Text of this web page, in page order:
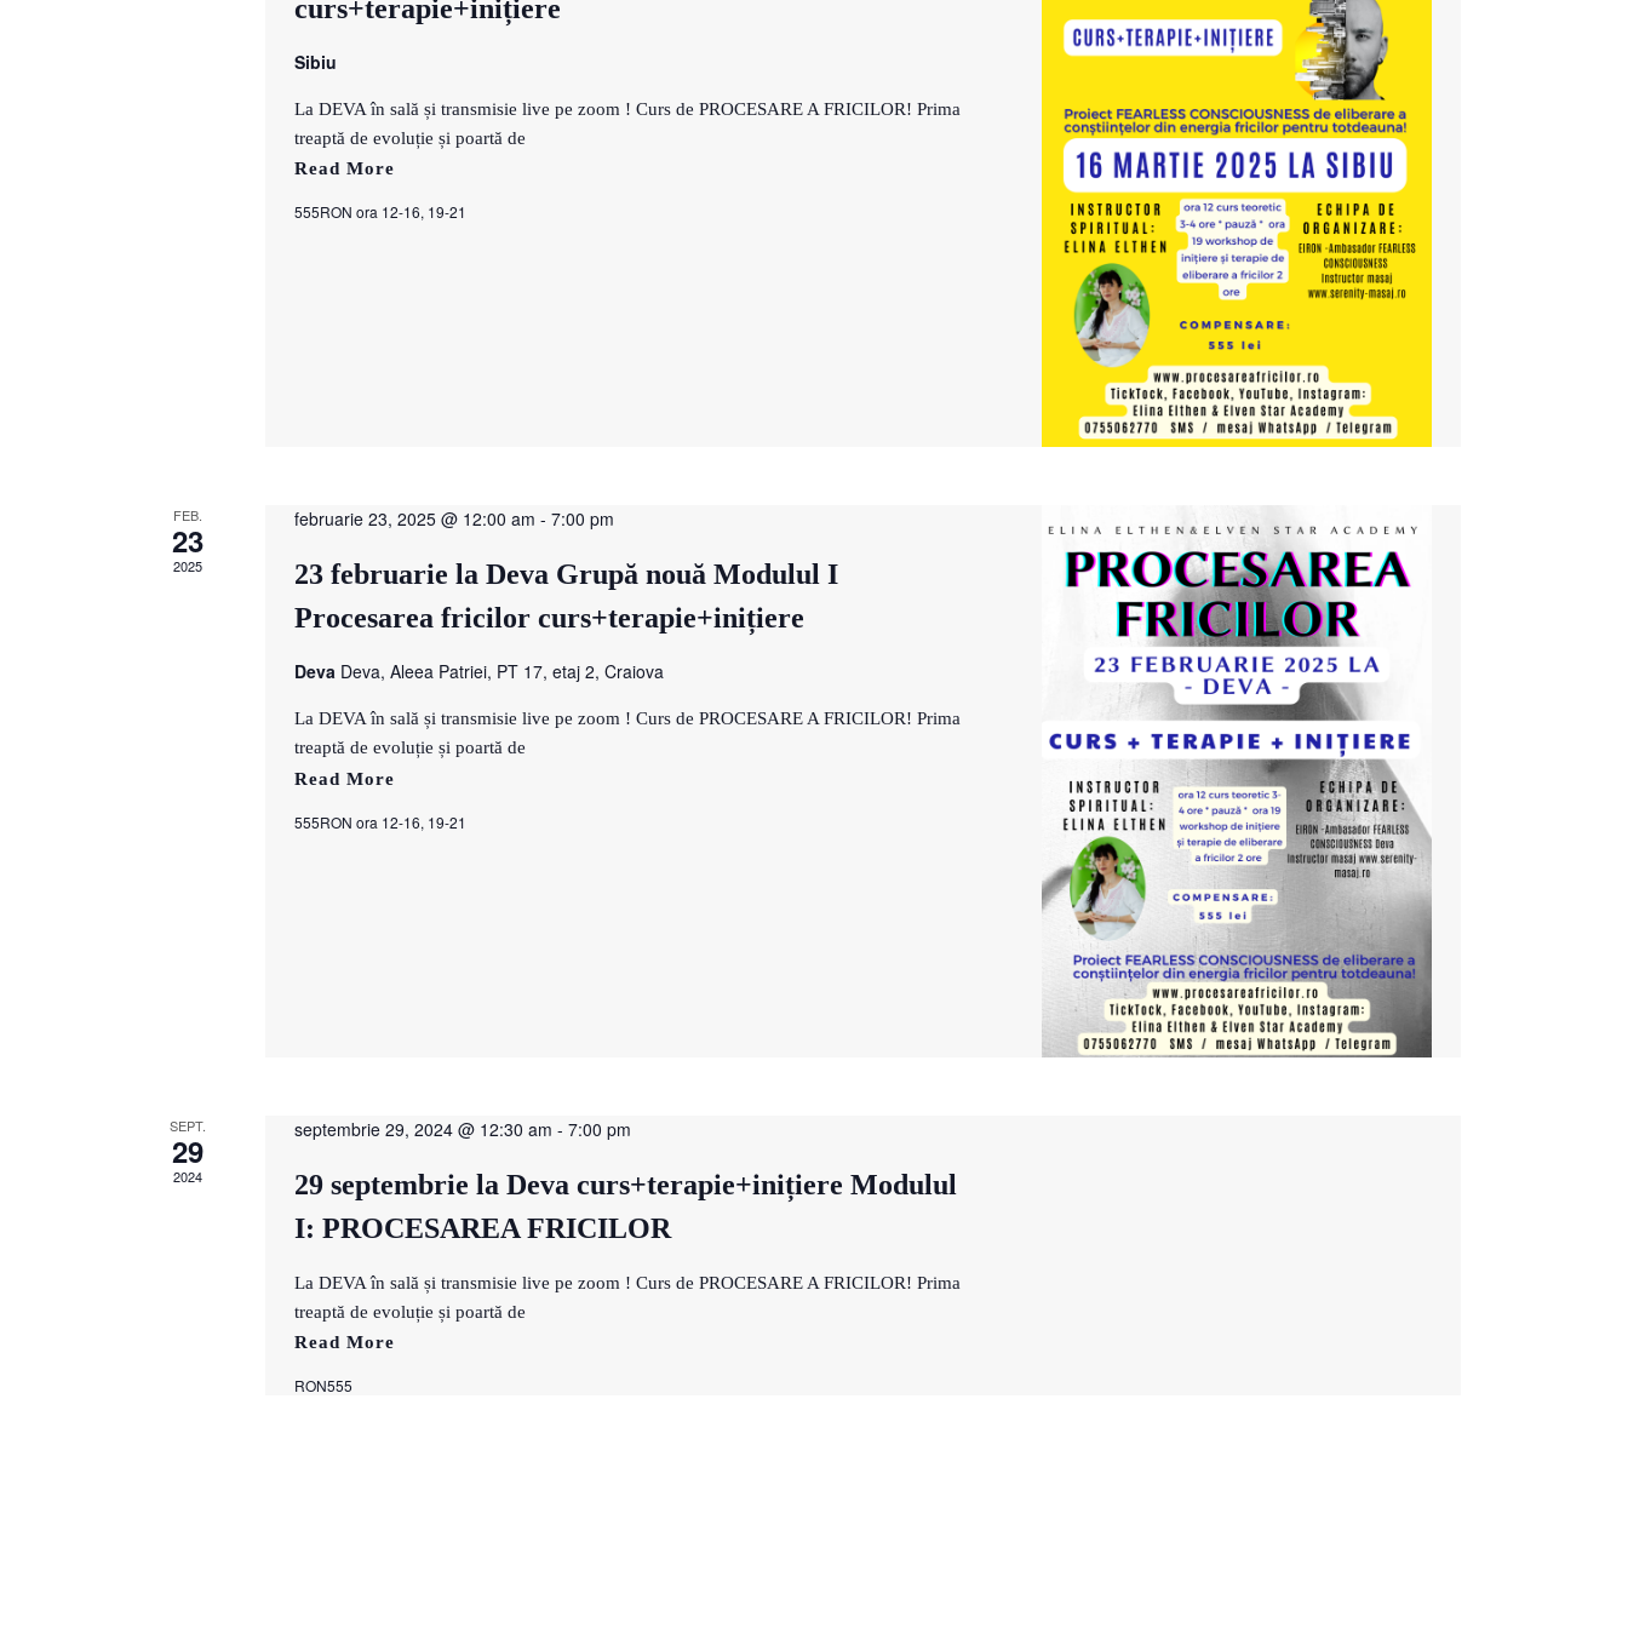
curs+terapie+inițiere
Sibiu
La DEVA în sală și transmisie live pe zoom ! Curs de PROCESARE A FRICILOR! Prima
treaptă de evoluție și poartă de
Read More
555RON ora 12-16, 19-21
FEB.
23
2025
februarie 23, 2025 @ 12:00 am -7:00 pm
23 februarie la Deva Grupă nouă Modulul I
Procesarea fricilor curs+terapie+inițiere
Deva Deva, Aleea Patriei, PT 17, etaj 2, Craiova
La DEVA în sală și transmisie live pe zoom ! Curs de PROCESARE A FRICILOR! Prima
treaptă de evoluție și poartă de
Read More
555RON ora 12-16, 19-21
SEPT.
29
2024
septembrie 29, 2024 @ 12:30 am -7:00 pm
29 septembrie la Deva curs+terapie+inițiere Modulul
I: PROCESAREA FRICILOR
La DEVA în sală și transmisie live pe zoom ! Curs de PROCESARE A FRICILOR! Prima
treaptă de evoluție și poartă de
Read More
RON555